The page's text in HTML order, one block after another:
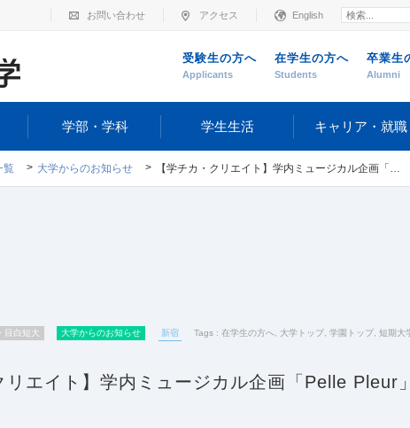
お問い合わせ アクセス English
受験生の方へ
Applicants
在学生の方へ
Students
卒業生
Alumni
学部・学科 学生生活 キャリア・就職
覧 大学からのお知らせ 【学チカ・クリエイト】学内ミュージカル企画「Pelle Pleur」を上演しました
目白短大 大学からのお知らせ 新宿 Tags : 在学生の方へ 大学トップ 学園トップ 短期大
リエイト】学内ミュージカル企画「Pelle Pleur